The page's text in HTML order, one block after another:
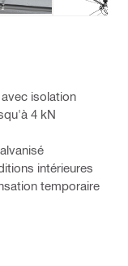
isolation
4 kN
intérieures
temporaire